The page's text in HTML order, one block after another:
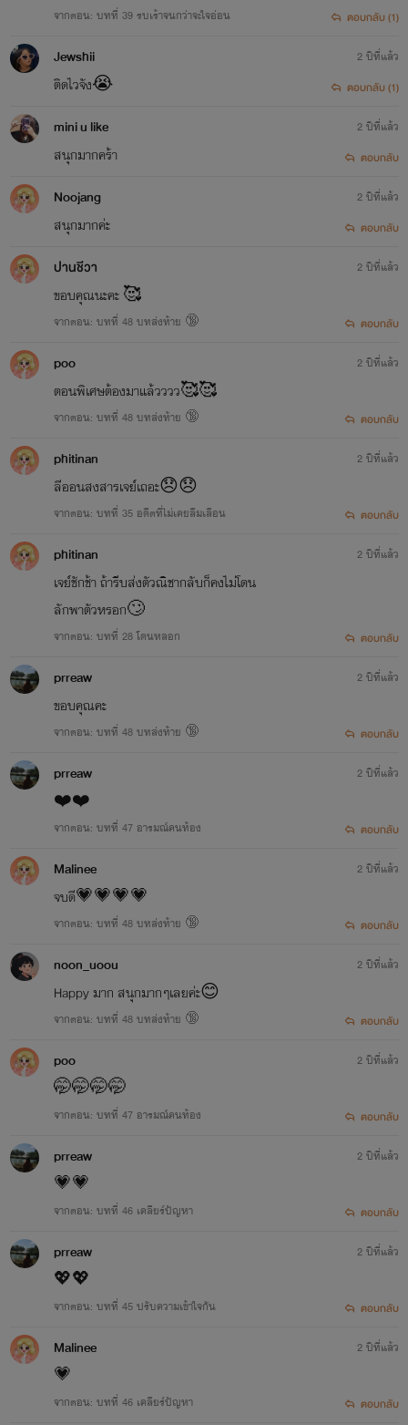
จากตอน: บทที่ 39 รบเร้าจนกว่าจะใจอ่อน ตอบกลับ (1)
Jewshii
ติดไวจัง😭
2 ปีที่แล้ว
ตอบกลับ (1)
mini u like
สนุกมากคร้า
2 ปีที่แล้ว
ตอบกลับ
Noojang
สนุกมากค่ะ
2 ปีที่แล้ว
ตอบกลับ
ปานชีวา
ขอบคุณนะคะ 🥰
จากตอน: บทที่ 48 บทส่งท้าย 🔞
2 ปีที่แล้ว
ตอบกลับ
poo
ตอนพิเศษต้องมาแล้วววว🥰🥰
จากตอน: บทที่ 48 บทส่งท้าย 🔞
2 ปีที่แล้ว
ตอบกลับ
phitinan
ลีออนสงสารเจย์เถอะ😞😞
จากตอน: บทที่ 35 อดีตที่ไม่เคยลืมเลือน
2 ปีที่แล้ว
ตอบกลับ
phitinan
เจย์ชักช้า ถ้ารีบส่งตัวณิชากลับก็คงไม่โดน
ลักพาตัวหรอก🙄
จากตอน: บทที่ 28 โดนหลอก
2 ปีที่แล้ว
ตอบกลับ
prreaw
ขอบคุณคะ
จากตอน: บทที่ 48 บทส่งท้าย 🔞
2 ปีที่แล้ว
ตอบกลับ
prreaw
❤️❤️
จากตอน: บทที่ 47 อารมณ์คนท้อง
2 ปีที่แล้ว
ตอบกลับ
Malinee
จบดี💗💗💗💗
จากตอน: บทที่ 48 บทส่งท้าย 🔞
2 ปีที่แล้ว
ตอบกลับ
noon_uoou
Happy มาก สนุกมากๆเลยค่ะ😊
จากตอน: บทที่ 48 บทส่งท้าย 🔞
2 ปีที่แล้ว
ตอบกลับ
poo
🤭🤭🤭🤭
จากตอน: บทที่ 47 อารมณ์คนท้อง
2 ปีที่แล้ว
ตอบกลับ
prreaw
💗💗
จากตอน: บทที่ 46 เคลียร์ปัญหา
2 ปีที่แล้ว
ตอบกลับ
prreaw
💖💖
จากตอน: บทที่ 45 ปรับความเข้าใจกัน
2 ปีที่แล้ว
ตอบกลับ
Malinee
💗
จากตอน: บทที่ 46 เคลียร์ปัญหา
2 ปีที่แล้ว
ตอบกลับ